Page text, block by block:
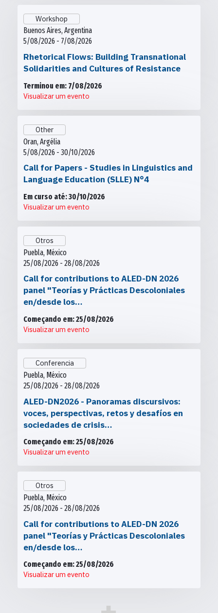
Workshop
Buenos Aires, Argentina
5/08/2026 - 7/08/2026
Rhetorical Flows: Building Transnational
Solidarities and Cultures of Resistance
Terminou em: 7/08/2026
Visualizar um evento
Other
Oran, Argélia
5/08/2026 - 30/10/2026
Call for Papers - Studies in Linguistics and
Language Education (SLLE) N°4
Em curso até: 30/10/2026
Visualizar um evento
Otros
Puebla, México
25/08/2026 - 28/08/2026
Call for contributions to ALED-DN 2026
panel "Teorías y Prácticas Descoloniales
en/desde los…
Começando em: 25/08/2026
Visualizar um evento
Conferencia
Puebla, México
25/08/2026 - 28/08/2026
ALED-DN2026 - Panoramas discursivos:
voces, perspectivas, retos y desafíos en
sociedades de crisis…
Começando em: 25/08/2026
Visualizar um evento
Otros
Puebla, México
25/08/2026 - 28/08/2026
Call for contributions to ALED-DN 2026
panel "Teorías y Prácticas Descoloniales
en/desde los…
Começando em: 25/08/2026
Visualizar um evento